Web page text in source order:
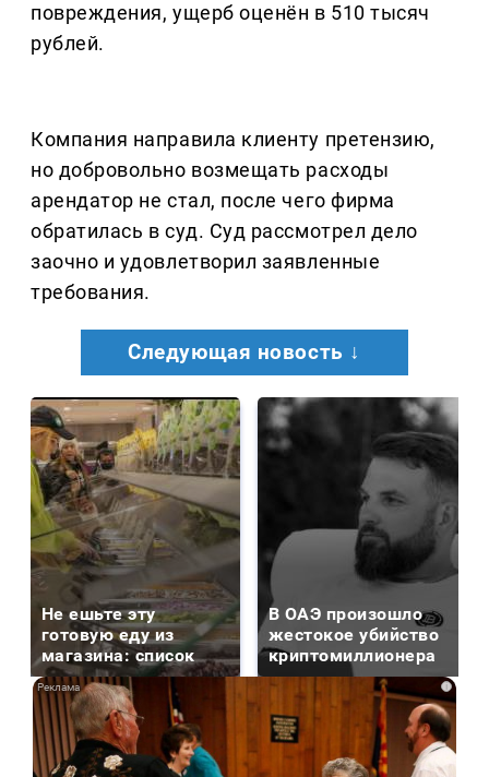
повреждения, ущерб оценён в 510 тысяч
рублей.
Компания направила клиенту претензию,
но добровольно возмещать расходы
арендатор не стал, после чего фирма
обратилась в суд. Суд рассмотрел дело
заочно и удовлетворил заявленные
требования.
Следующая новость ↓
Не ешьте эту
готовую еду из
магазина: список
В ОАЭ произошло
жестокое убийство
криптомиллионера
i